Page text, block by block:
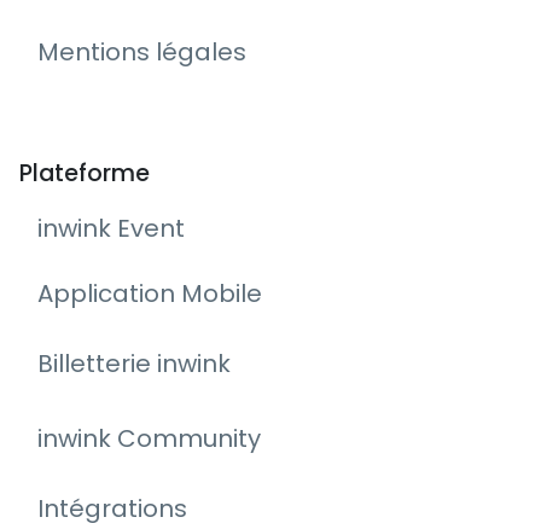
Mentions légales
Plateforme
inwink Event
Application Mobile
Billetterie inwink
inwink Community
Intégrations